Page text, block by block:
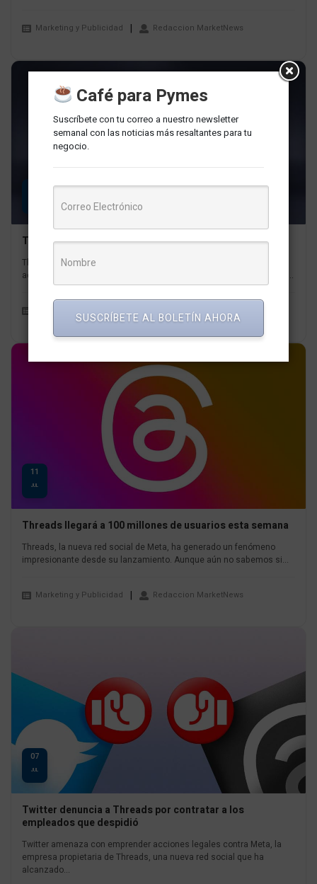
Marketing y Publicidad Redaccion MarketNews
Threads comienza a perder la batalla frente a Twitter
Threads experimentó un notable declive en su número de usuarios
activos diarios, según un informe reciente de Similarweb, una firma...
Herramientas y Tecnología Redaccion MarketNews
11
JUL
Threads llegará a 100 millones de usuarios esta semana
Threads, la nueva red social de Meta, ha generado un fenómeno
impresionante desde su lanzamiento. Aunque aún no sabemos si...
Marketing y Publicidad Redaccion MarketNews
07
JUL
Twitter denuncia a Threads por contratar a los
empleados que despidió
Twitter amenaza con emprender acciones legales contra Meta, la
empresa propietaria de Threads, una nueva red social que ha
alcanzado...
Café para Pymes
Suscríbete con tu correo a nuestro newsletter
semanal con las noticias más resaltantes para tu
negocio.
SUSCRÍBETE AL BOLETÍN AHORA